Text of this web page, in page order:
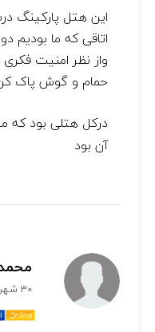
این هتل پارکینگ
اتاقی که ما بودیم
واز نظر امنیت
حمام و گوش پاک کن
درکل هتلی بود که
آن بود
30 شهریور 1403